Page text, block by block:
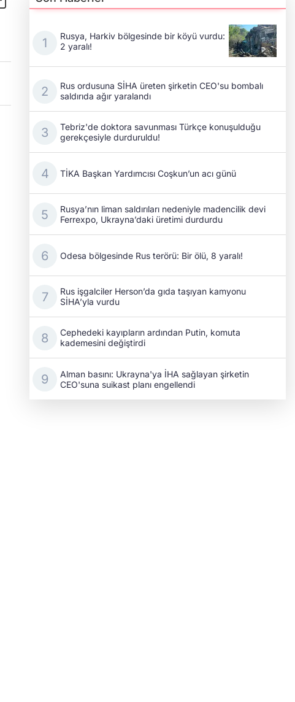
Rusya, Harkiv bölgesinde bir köyü vurdu:
2 yaralı!
Rus ordusuna SİHA üreten şirketin CEO'su bombalı
saldırıda ağır yaralandı
Tebriz'de doktora savunması Türkçe konuşulduğu
gerekçesiyle durduruldu!
TİKA Başkan Yardımcısı Coşkun’un acı günü
Rusya’nın liman saldırıları nedeniyle madencilik devi
Ferrexpo, Ukrayna’daki üretimi durdurdu
Odesa bölgesinde Rus terörü: Bir ölü, 8 yaralı!
Rus işgalciler Herson’da gıda taşıyan kamyonu
SİHA’yla vurdu
Cephedeki kayıpların ardından Putin, komuta
kademesini değiştirdi
Alman basını: Ukrayna'ya İHA sağlayan şirketin
CEO'suna suikast planı engellendi